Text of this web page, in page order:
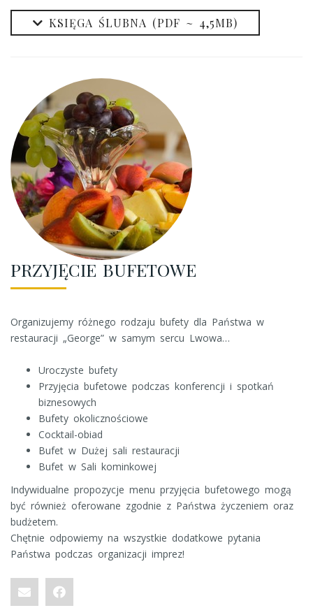
KSIĘGA ŚLUBNA (PDF ~ 4,5МB)
PRZYJĘCIE BUFETOWE
Organizujemy różnego rodzaju bufety dla Państwa w
restauracji „George” w samym sercu Lwowa…
Uroczyste bufety
Przyjęcia bufetowe podczas konferencji i spotkań
biznesowych
Bufety okolicznościowe
Cocktail-obiad
Bufet w Dużej sali restauracji
Bufet w Sali kominkowej
Indywidualne propozycje menu przyjęcia bufetowego mogą
być również oferowane zgodnie z Państwa życzeniem oraz
budżetem.
Chętnie odpowiemy na wszystkie dodatkowe pytania
Państwa podczas organizacji imprez!